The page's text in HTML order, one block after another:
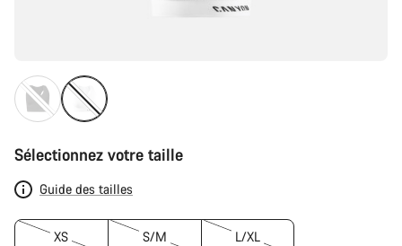
Sélectionnez votre taille
Guide des tailles
XS S/M L/XL